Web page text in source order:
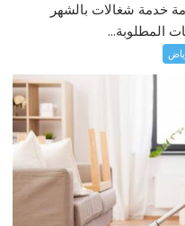
خدمة شغالات بالشهر
المطلوبة...